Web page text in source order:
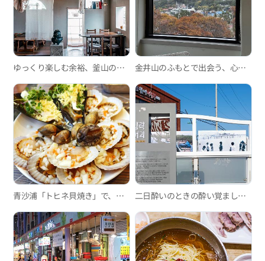
ゆっくり楽しむ余裕、釜山の韓屋カフェ3選 金井山のふもとで出会う、心やすらぐ時間『森404』
青沙浦「トヒネ貝焼き」で、口の中に広がる新鮮な海の香りを満喫 二日酔いのときの酔い覚ましグルメ3選